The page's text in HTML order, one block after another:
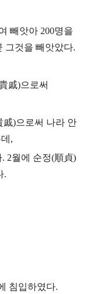
빼앗아 200명을
그것을 빼앗았다.
戚)으로써
戚)으로써 나라 안
,
2월에 순정(順貞)
.
침입하였다.